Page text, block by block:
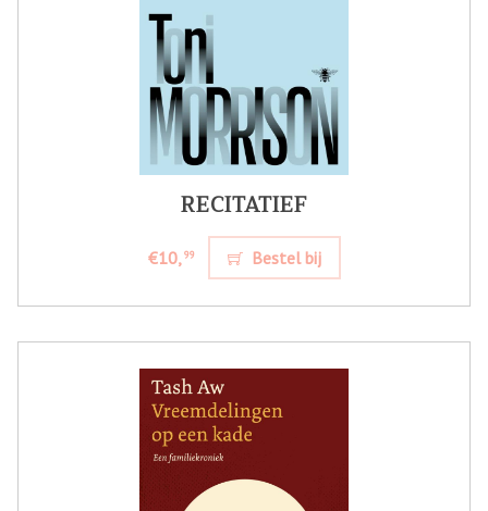
RECITATIEF
€10,99 Bestel bij